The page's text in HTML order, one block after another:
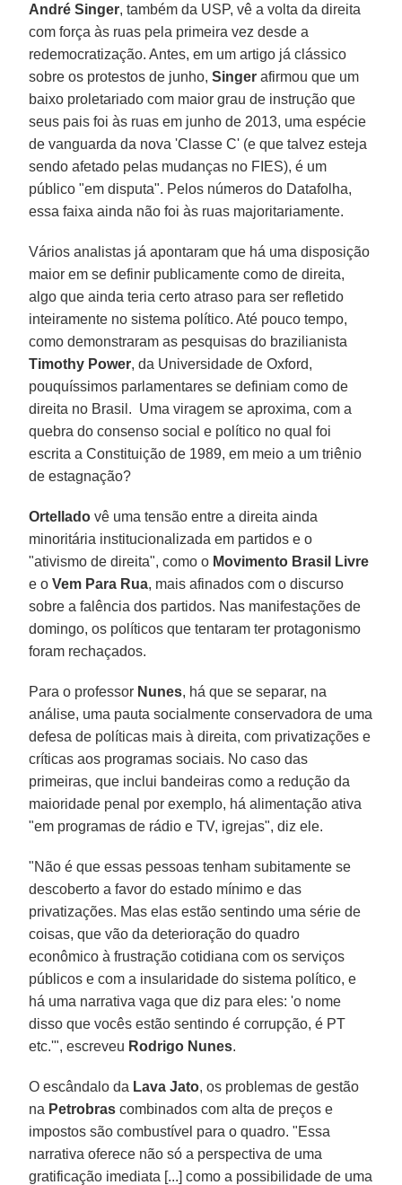
André Singer, também da USP, vê a volta da direita
com força às ruas pela primeira vez desde a
redemocratização. Antes, em um artigo já clássico
sobre os protestos de junho,Singer afirmou que um
baixo proletariado com maior grau de instrução que
seus pais foi às ruas em junho de 2013, uma espécie
de vanguarda da nova 'Classe C' (e que talvez esteja
sendo afetado pelas mudanças no FIES), é um
público "em disputa". Pelos números do Datafolha,
essa faixa ainda não foi às ruas majoritariamente.
Vários analistas já apontaram que há uma disposição
maior em se definir publicamente como de direita,
algo que ainda teria certo atraso para ser refletido
inteiramente no sistema político. Até pouco tempo,
como demonstraram as pesquisas do brazilianista
Timothy Power, da Universidade de Oxford,
pouquíssimos parlamentares se definiam como de
direita no Brasil. Uma viragem se aproxima, com a
quebra do consenso social e político no qual foi
escrita a Constituição de 1989, em meio a um triênio
de estagnação?
Ortellado vê uma tensão entre a direita ainda
minoritária institucionalizada em partidos e o
"ativismo de direita", como o Movimento Brasil Livre
e oVem Para Rua, mais afinados com o discurso
sobre a falência dos partidos. Nas manifestações de
domingo, os políticos que tentaram ter protagonismo
foram rechaçados.
Para o professor Nunes, há que se separar, na
análise, uma pauta socialmente conservadora de uma
defesa de políticas mais à direita, com privatizações e
críticas aos programas sociais. No caso das
primeiras, que inclui bandeiras como a redução da
maioridade penal por exemplo, há alimentação ativa
"em programas de rádio e TV, igrejas", diz ele.
"Não é que essas pessoas tenham subitamente se
descoberto a favor do estado mínimo e das
privatizações. Mas elas estão sentindo uma série de
coisas, que vão da deterioração do quadro
econômico à frustração cotidiana com os serviços
públicos e com a insularidade do sistema político, e
há uma narrativa vaga que diz para eles: 'o nome
disso que vocês estão sentindo é corrupção, é PT
etc.'", escreveu Rodrigo Nunes.
O escândalo da Lava Jato, os problemas de gestão
na Petrobras combinados com alta de preços e
impostos são combustível para o quadro. "Essa
narrativa oferece não só a perspectiva de uma
gratificação imediata [...] como a possibilidade de uma